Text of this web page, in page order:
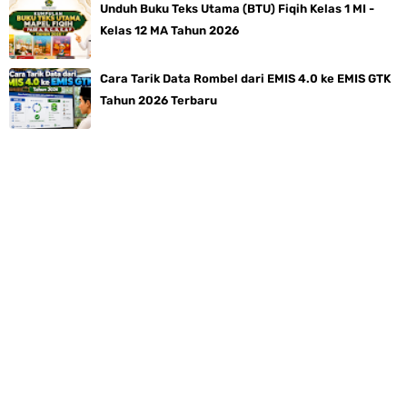
Unduh Buku Teks Utama (BTU) Fiqih Kelas 1 MI -
Kelas 12 MA Tahun 2026
Cara Tarik Data Rombel dari EMIS 4.0 ke EMIS GTK
Tahun 2026 Terbaru